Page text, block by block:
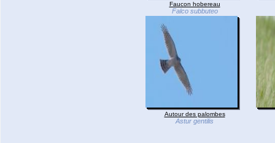
Faucon hobereau
Falco subbuteo
Autour des palombes
Astur gentilis